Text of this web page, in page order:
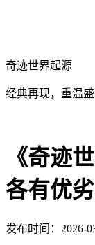
奇迹世界起源
经典再现，重温
《奇迹
各有优
发布时间：2026-